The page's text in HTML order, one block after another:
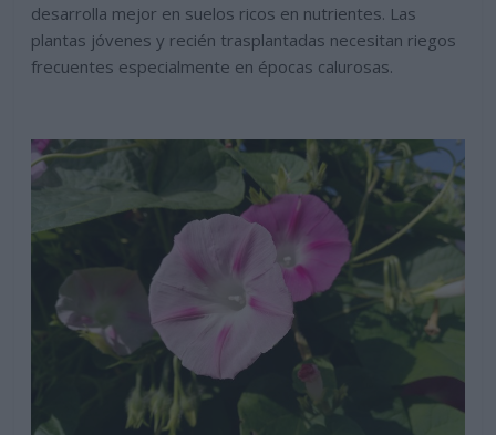
desarrolla mejor en suelos ricos en nutrientes. Las
plantas jóvenes y recién trasplantadas necesitan riegos
frecuentes especialmente en épocas calurosas.